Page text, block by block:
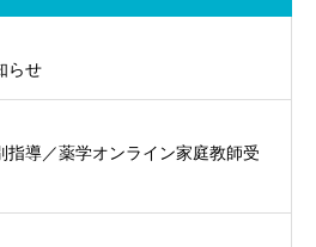
らせ
指導／薬学オンライン家庭教師受